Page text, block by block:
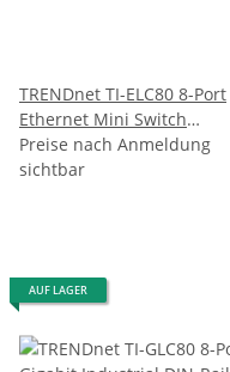
TRENDnet TI-ELC80 8-Port
Ethernet Mini Switch
Industrial DIN-Rail
Preise nach Anmeldung
sichtbar
AUF LAGER